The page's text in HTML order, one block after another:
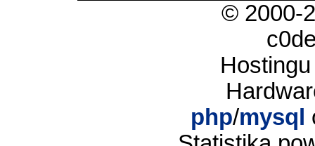
© 2000-
php/mysql